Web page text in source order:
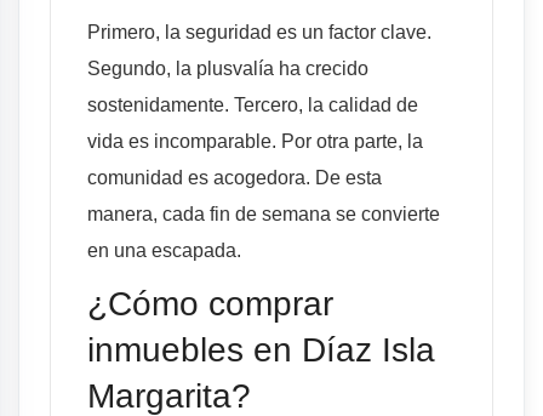
Primero, la seguridad es un factor clave.
Segundo, la plusvalía ha crecido
sostenidamente. Tercero, la calidad de
vida es incomparable. Por otra parte, la
comunidad es acogedora. De esta
manera, cada fin de semana se convierte
en una escapada.
¿Cómo comprar
inmuebles en Díaz Isla
Margarita?